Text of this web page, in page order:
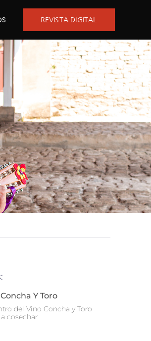
REVISTA DIGITAL
Y Toro
del Vino Concha y Toro
cosechar